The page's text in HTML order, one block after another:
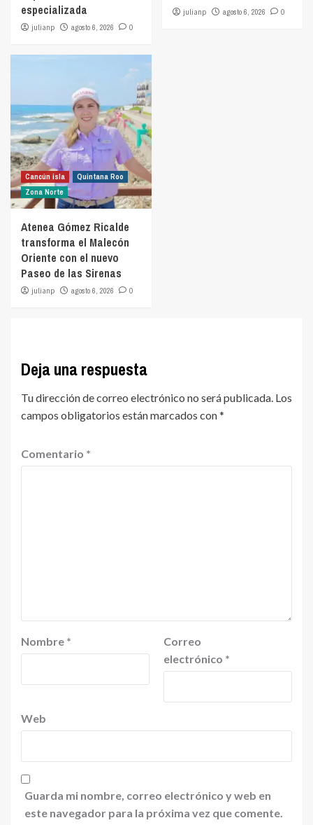
especializada
julianp agosto 6, 2026 0
julianp agosto 6, 2026 0
Cancún isla
Quintana Roo
Zona Norte
Atenea Gómez Ricalde
transforma el Malecón
Oriente con el nuevo
Paseo de las Sirenas
julianp agosto 6, 2026 0
Deja una respuesta
Tu dirección de correo electrónico no será publicada. Los
campos obligatorios están marcados con*
Comentario *
Nombre *
Correo
electrónico *
Web
Guarda mi nombre, correo electrónico y web en
este navegador para la próxima vez que comente.